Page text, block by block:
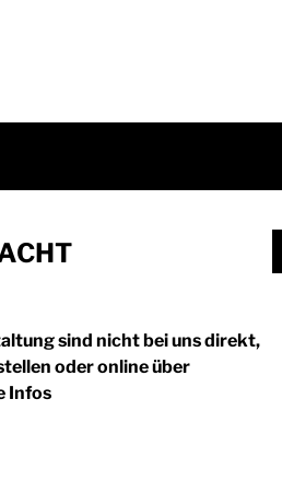
sind nicht bei uns direkt,
oder online über
Infos